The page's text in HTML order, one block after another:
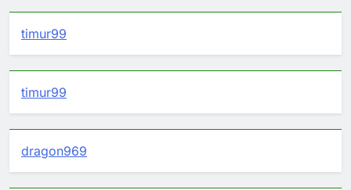
timur99
timur99
dragon969